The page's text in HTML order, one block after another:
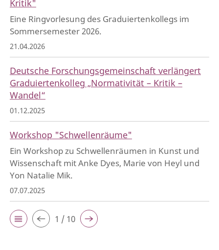
Kritik"
Eine Ringvorlesung des Graduiertenkollegs im
Sommersemester 2026.
21.04.2026
Deutsche Forschungsgemeinschaft verlängert
Graduiertenkolleg „Normativität – Kritik –
Wandel“
01.12.2025
Workshop "Schwellenräume"
Ein Workshop zu Schwellenräumen in Kunst und
Wissenschaft mit Anke Dyes, Marie von Heyl und
Yon Natalie Mik.
07.07.2025
1 / 10